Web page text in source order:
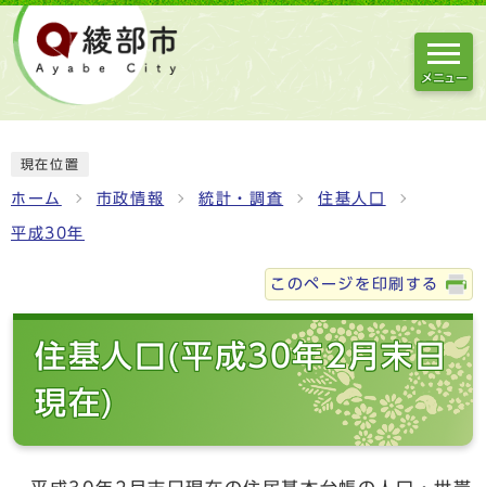
メニュー
現在位置
ホーム 市政情報 統計・調査 住基人口
平成30年
このページを印刷する
住基人口(平成30年2月末日
現在)